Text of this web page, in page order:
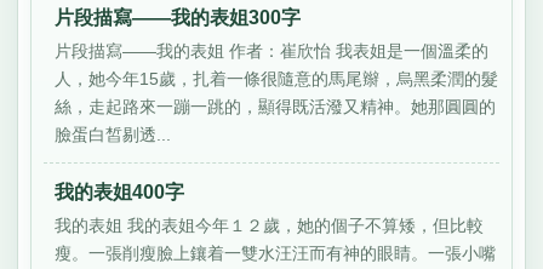
片段描寫——我的表姐300字
片段描寫——我的表姐 作者：崔欣怡 我表姐是一個溫柔的
人，她今年15歲，扎着一條很隨意的馬尾辮，烏黑柔潤的髮
絲，走起路來一蹦一跳的，顯得既活潑又精神。她那圓圓的
臉蛋白皙剔透...
我的表姐400字
我的表姐 我的表姐今年１２歲，她的個子不算矮，但比較
瘦。一張削瘦臉上鑲着一雙水汪汪而有神的眼睛。一張小嘴